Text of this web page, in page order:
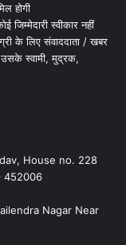
होगी
स्वीकार नहीं
के लिए संवाददाता / खबर
उसके स्वामी, मुद्रक,
House no. 228
452006
Nagar Near